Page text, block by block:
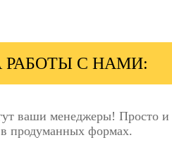
С НАМИ:
ваши менеджеры! Просто и
в продуманных формах.